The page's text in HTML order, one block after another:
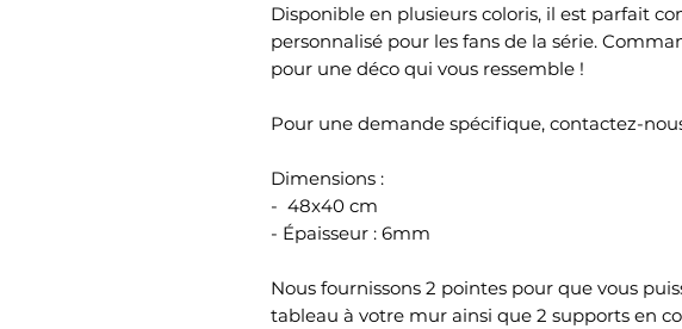
Disponible en plusieurs coloris, il est parfait
personnalisé pour les fans de la série.
pour une déco qui vous ressemble !
Pour une demande spécifique, contactez-
Dimensions :
- 48x40 cm
- Épaisseur : 6mm
Nous fournissons 2 pointes pour que vous
tableau à votre mur ainsi que 2 supports en